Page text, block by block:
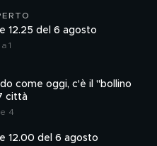
12.25 del 6 agosto
1
come oggi, c'è il "bollino
città
4
12.00 del 6 agosto